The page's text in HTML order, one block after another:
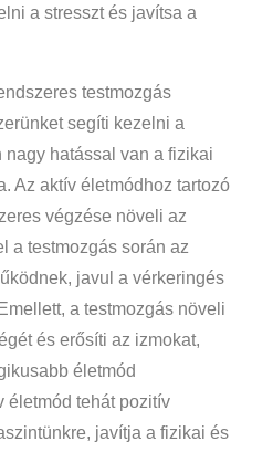
a stresszt és javítsa a
testmozgás
segíti kezelni a
nagy hatással van a fizikai
Az aktív életmódhoz tartozó
végzése növeli az
a testmozgás során az
javul a vérkeringés
a testmozgás növeli
és erősíti az izmokat,
életmód
életmód tehát pozitív
javítja a fizikai és